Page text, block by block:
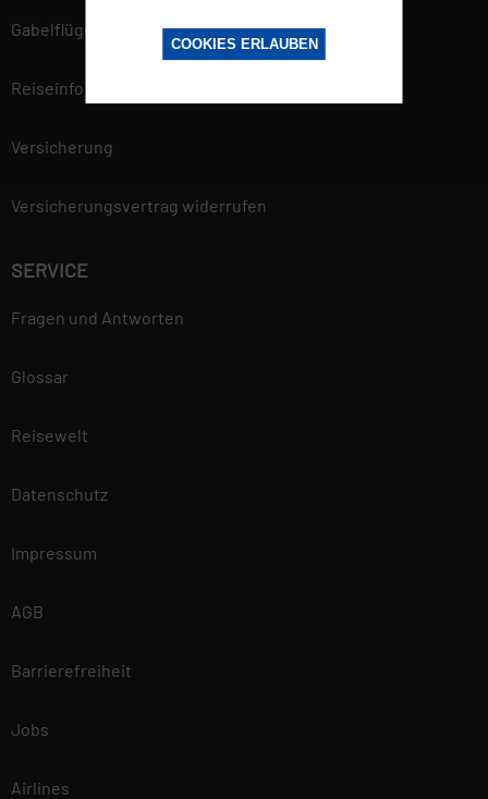
COOKIES ERLAUBEN
Gabelflüge
Reiseinfo
Versicherung
Versicherungsvertrag widerrufen
SERVICE
Fragen und Antworten
Glossar
Reisewelt
Datenschutz
Impressum
AGB
Barrierefreiheit
Jobs
Airlines